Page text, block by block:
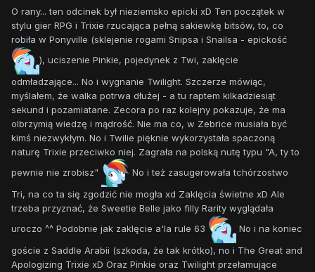
O rany... ten odcinek był nieziemsko epicki xD Ten początek w
stylu gier RPG i Trixie rzucająca pełną sakiewkę bitsów, to, co
robiła w Ponyville (sklejenie rogami Snipsa i Snailsa - epickość
), uciszenie Pinkie, pojedynek z Twi, zaklęcie
odmładzające... No i wygnanie Twilight. Szczerze mówiąc,
myślałem, że walka potrwa dłużej - a tu raptem kilkadziesiąt
sekund i pozamiatane. Zecora po raz kolejny pokazuje, że ma
olbrzymią wiedzę i mądrość. Nie ma co, w Zebrice musiała być
kimś niezwykłym. No i Twilie pięknie wykorzystała spaczoną
naturę Trixie przeciwko niej. Zagrała na polską nutę typu "A, ty to
pewnie nie zrobisz"
No i też zasugerowała tchórzostwo
Tri, na co ta się zgodzić nie mogła xd Zaklęcia świetne xD Ale
trzeba przyznać, że Sweetie Belle jako filly Rarity wyglądała
uroczo ^^ Podobnie jak zaklęcie a'la rule 63
No i na koniec
goście z Saddle Arabii (szkoda, że tak krótko), no i The Great and
Apologizing Trixie xD Oraz Pinkie oraz Twilight przełamujące